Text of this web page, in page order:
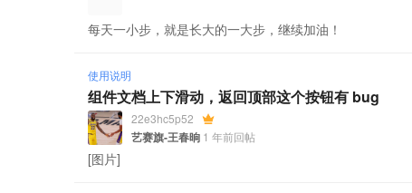
每天一小步，就是长大的一大步，继续加油！
使用说明
组件文档上下滑动，返回顶部这个按钮有 bug
22e3hc5p52
艺赛旗-王春晌 1 年前回帖
[图片]